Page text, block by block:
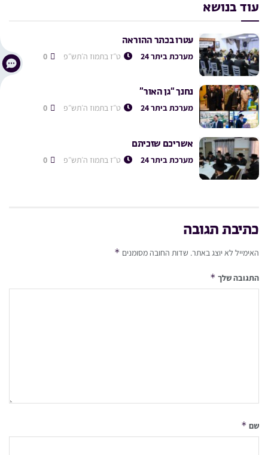
עוד בנושא
עטרו בכתר ההוראה
מערכת ביתר 24 ט״ז בתמוז ה׳תש״פ
נחנך “גן האור”
מערכת ביתר 24 ט״ז בתמוז ה׳תש״פ
אשריכם שזכיתם
מערכת ביתר 24 ט״ז בתמוז ה׳תש״פ
כתיבת תגובה
האימייל לא יוצג באתר. שדות החובה מסומנים *
התגובה שלך *
שם *